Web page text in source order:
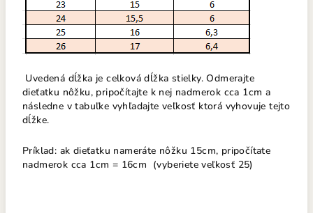
Uvedená dĺžka je celková dĺžka stielky. Odmerajte
dieťatku nôžku, pripočítajte k nej nadmerok cca 1cm a
následne v tabuľke vyhľadajte veľkosť ktorá vyhovuje tejto
dĺžke.
Príklad: ak dieťatku nameráte nôžku 15cm, pripočítate
nadmerok cca 1cm = 16cm (vyberiete veľkosť 25)